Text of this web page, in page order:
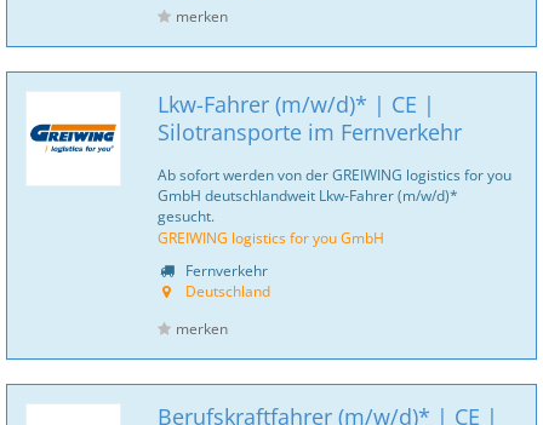
merken
Lkw-Fahrer (m/w/d)* | CE |
Silotransporte im Fernverkehr
Ab sofort werden von der GREIWING logistics for you
GmbH deutschlandweit Lkw-Fahrer (m/w/d)*
gesucht.
GREIWING logistics for you GmbH
Fernverkehr
Deutschland
merken
Berufskraftfahrer (m/w/d)* | CE |